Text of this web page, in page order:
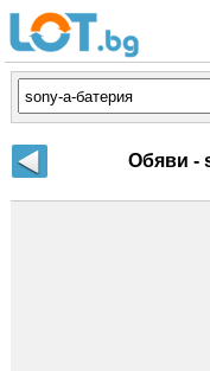
Обяви -